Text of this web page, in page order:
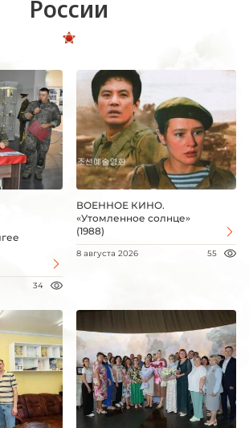
России
34
ВОЕННОЕ КИНО.
«Утомленное солнце»
(1988)
8 августа 2026 55